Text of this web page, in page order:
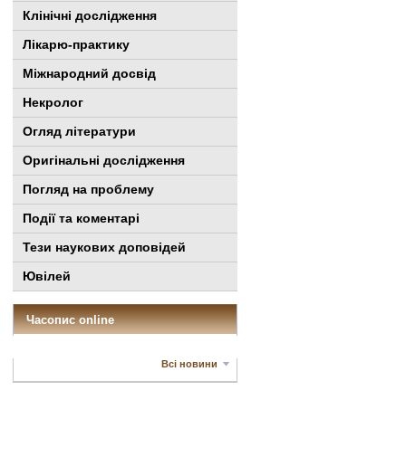
Клінічні дослідження
Лікарю-практику
Міжнародний досвід
Некролог
Огляд літератури
Оригінальні дослідження
Погляд на проблему
Події та коментарі
Тези наукових доповідей
Ювілей
Часопис online
Всі новини